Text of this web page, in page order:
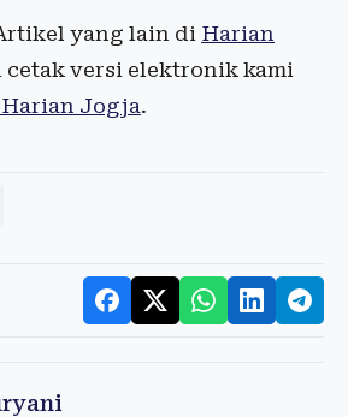
yang lain di Harian
cetak versi elektronik kami
Harian Jogja.